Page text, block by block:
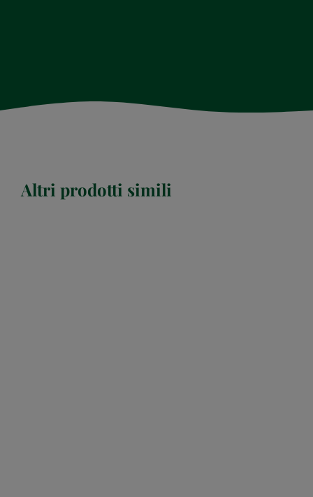
Altri prodotti simili